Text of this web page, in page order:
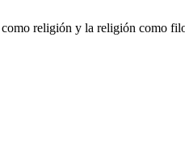
religión y la religión como